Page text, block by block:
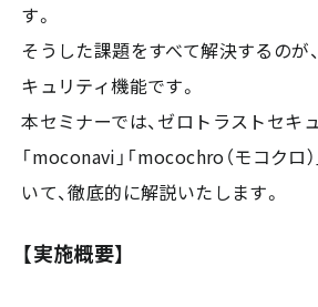
す。
そうした課題をすべて解決するのが
キュリティ機能です。
本セミナーでは、ゼロトラストセキ
「moconavi」「mocochro（モコクロ
いて、徹底的に解説いたします。
【実施概要】